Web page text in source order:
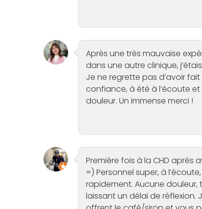
Après une très mauvaise
dans une autre clinique,
Je ne regrette pas d’avoir
confiance, à été à l’écoute
douleur. Un immense merci !
Première fois à la CHD après
=) Personnel super, à
rapidement. Aucune douleur,
laissant un délai de réflexion.